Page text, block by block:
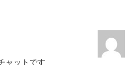
ャットです